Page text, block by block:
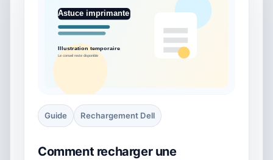
Guide Rechargement Dell
Comment recharger une